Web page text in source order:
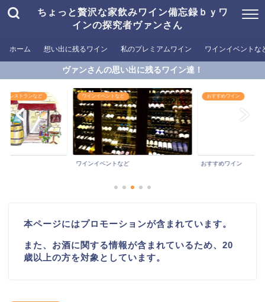
ちょっと贅沢な家飲みワイン備忘録ｂｙワ
インの探究者ヴァンさん
ホーム 想い出に残るワイン 私のプレミアムワイン ワインイベントな
ヴァンさんの思い出に残るワイン達！
るレストランなど ワインイベントなど
ワインイベントなど
おすすめワイン
おすすめワイン
本ページにはプロモーションが含まれています。
また、お酒に関する情報が含まれているため、20
歳以上の方を対象としています。